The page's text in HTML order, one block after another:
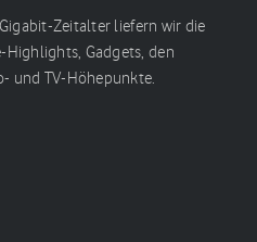
Zeitalter liefern wir die
Gadgets, den
und TV-Höhepunkte.